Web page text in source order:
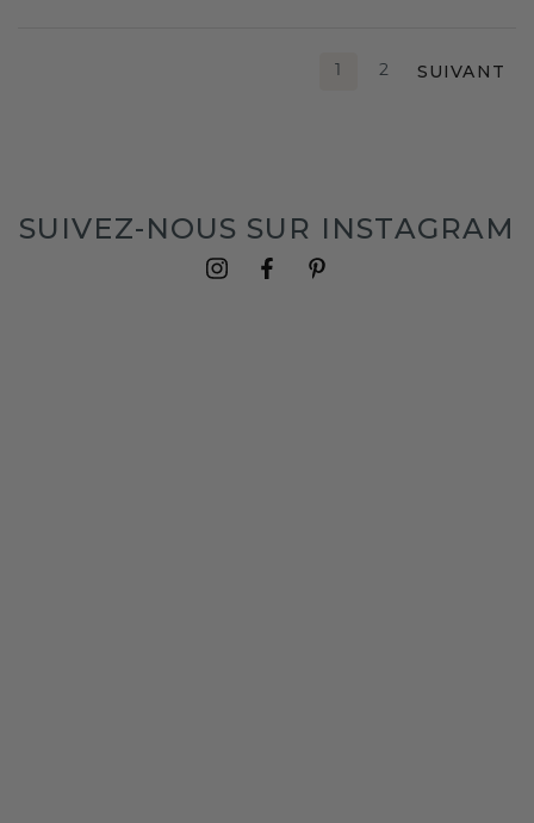
1 2 SUIVANT
SUIVEZ-NOUS SUR INSTAGRAM